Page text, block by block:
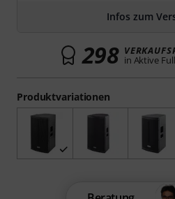
Produktvariationen
Infos zum
298 in Aktive